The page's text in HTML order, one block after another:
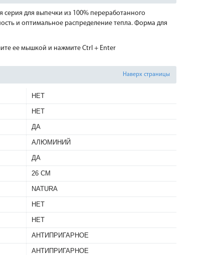
серия для выпечки из 100% переработанного
и оптимальное распределение тепла. Форма для
ее мышкой и нажмите Ctrl + Enter
Наверх страницы
НЕТ
НЕТ
ДА
АЛЮМИНИЙ
ДА
26 СМ
NATURA
НЕТ
НЕТ
АНТИПРИГАРНОЕ
АНТИПРИГАРНОЕ